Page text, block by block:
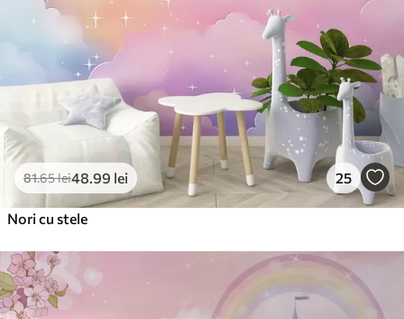
81.65lei48 .99 lei 25
Nori cu stele